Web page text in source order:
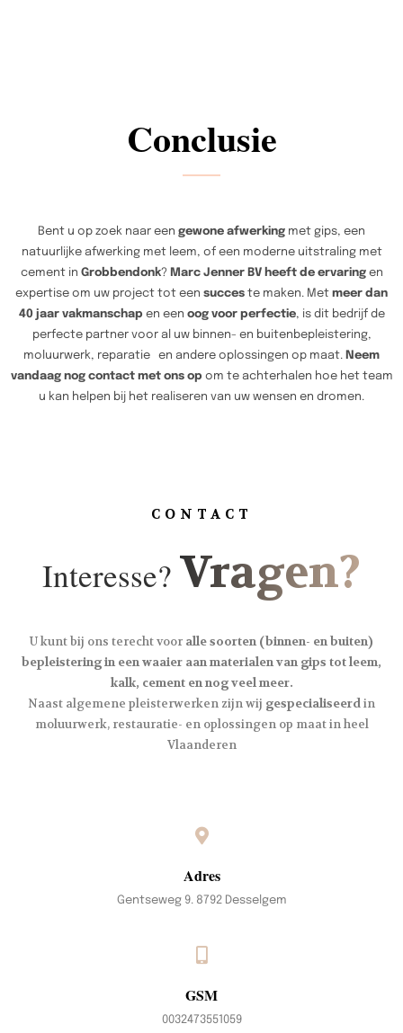
Conclusie
Bent u op zoek naar een gewone afwerking met gips, een
natuurlijke afwerking met leem, of een moderne uitstraling met
cement in Grobbendonk? Marc Jenner BV heeft de ervaringen
expertise om uw project tot een succes te maken. Met meer dan
40 jaar vakmanschap en een oog voor perfectie, is dit bedrijf de
perfecte partner voor al uw binnen- en buitenbepleistering,
moluurwerk, reparatie en andere oplossingen op maat. Neem
vandaag nog contact met ons op om te achterhalen hoe het team
u kan helpen bij het realiseren van uw wensen en dromen.
CONTACT
Interesse? Vragen?
U kunt bij ons terecht voor alle soorten (binnen- en buiten)
bepleistering in een waaier aan materialen van gips tot leem,
kalk, cement en nog veel meer.
Naast algemene pleisterwerken zijn wij gespecialiseerdin
moluurwerk, restauratie- en oplossingen op maat in heel
Vlaanderen
Adres
Gentseweg 9. 8792 Desselgem
GSM
0032473551059